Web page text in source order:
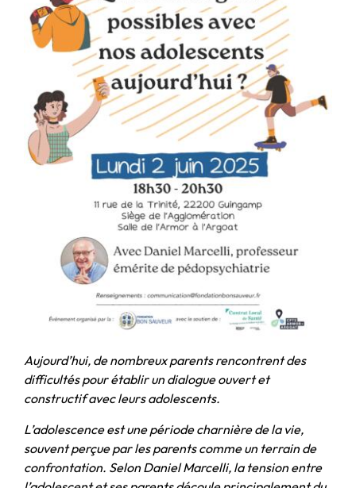
Aujourd’hui, de nombreux parents rencontrent des
difficultés pour établir un dialogue ouvert et
constructif avec leurs adolescents.
L’adolescence est une période charnière de la vie,
souvent perçue par les parents comme un terrain de
confrontation. Selon Daniel Marcelli, la tension entre